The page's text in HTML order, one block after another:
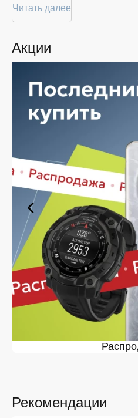
Покупателям доступна
привлекательной цене: мы
предоставляем большой
магазине в Железногорске
быстро — независимо от
выполнить бесплатную
Планируете покупку в
услуга. Мы предлагаем
выберите нужную позицию,
оформите заявку — купить
вы сможете в кратчайшие
Ассортимент
iSpace в
На нашей торговой
выбор продукции. Среди
рынка, так и проверенные
продукт в каталоге
качества. Вы можете
Железногорске в удобной
ценой.
Мы постоянно обновляем
наличие, поддерживаем
касающейся цен и наличия.
получают лучшие
время. Преимущества
Подтверждённое
Читать далее
Акции
Рекомендации